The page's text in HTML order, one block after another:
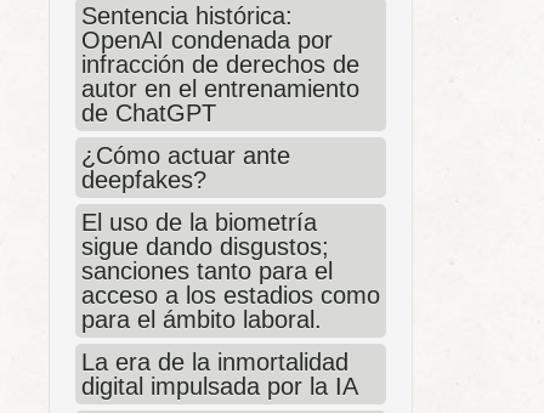
Sentencia histórica:
OpenAI condenada por
infracción de derechos de
autor en el entrenamiento
de ChatGPT
¿Cómo actuar ante
deepfakes?
El uso de la biometría
sigue dando disgustos;
sanciones tanto para el
acceso a los estadios como
para el ámbito laboral.
La era de la inmortalidad
digital impulsada por la IA